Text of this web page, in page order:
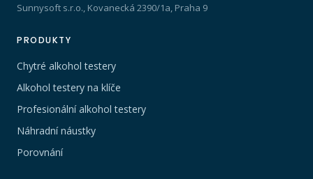
Sunnysoft s.r.o., Kovanecká 2390/1a, Praha 9
PRODUKTY
Chytré alkohol testery
Alkohol testery na klíče
Profesionální alkohol testery
Náhradní náustky
Porovnání